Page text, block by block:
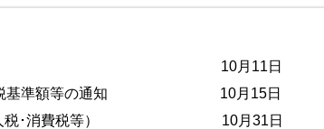
得税の納付 10月11日
定納税基準額等の通知 10月15日
(法人税･消費税等） 10月31日